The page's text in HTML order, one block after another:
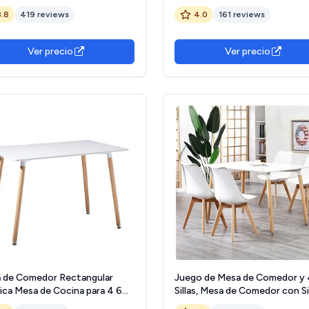
160 cm
419 reviews
Ver precio
Modelo Denver, para salón,
Acabado Blanco y Cambria
4.0 161 reviews
Ver precio
de Comedor Rectangular
Mesa de Cocina para 4 6
de
Juego de Mesa de Comedor y
Sillas, Mesa de Comedor con
Estilo Nordico para Comedor,